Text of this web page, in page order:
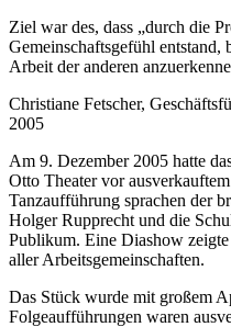
Ziel war des, dass „durch die
Gemeinschaftsgefühl entstand,
Arbeit der anderen
Christiane Fetscher,
2005
Am 9. Dezember 2005 hatte
Otto Theater vor
Tanzaufführung sprachen der
Holger Rupprecht und die
Publikum. Eine Diashow
aller Arbeitsgemeinschaften.
Das Stück wurde mit großem
Folgeaufführungen waren